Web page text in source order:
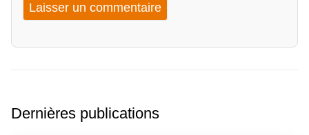
Dernières publications